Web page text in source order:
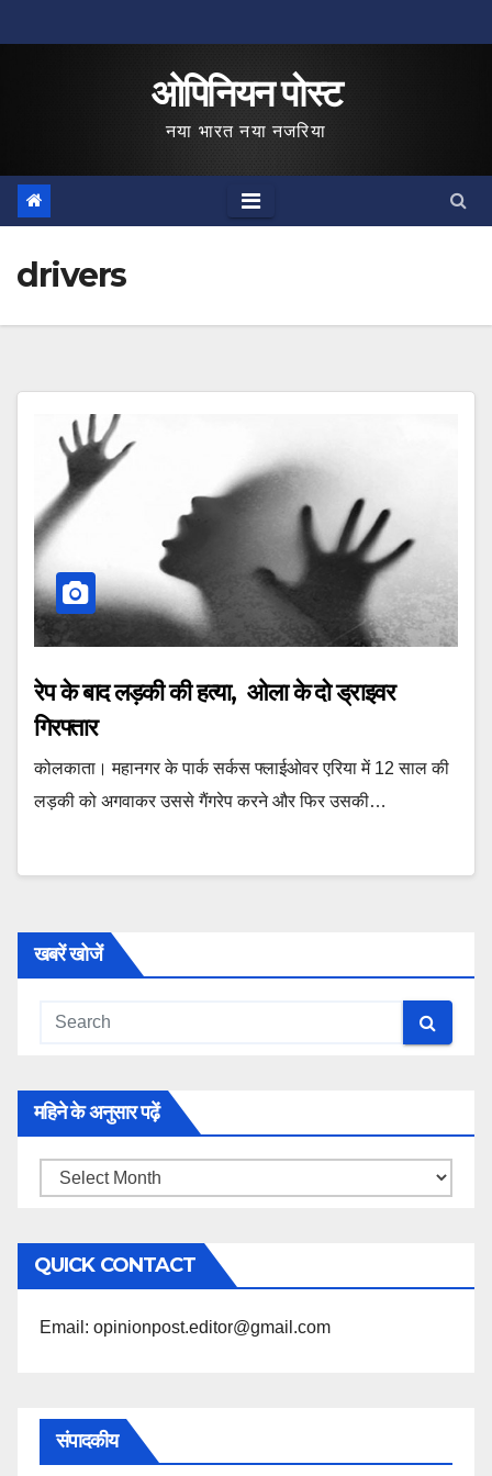
to
ओपिनियन पोस्ट
नया भारत नया नजरिया
drivers
रेप के बाद लड़की की हत्या, ओला के दो ड्राइवर
गिरफ्तार
कोलकाता। महानगर के पार्क सर्कस फ्लाईओवर एरिया में 12 साल की
लड़की को अगवाकर उससे गैंगरेप करने और फिर उसकी…
खबरें खोजें
महिने के अनुसार पढ़ें
महिने
अनुसार
पढ़ें
QUICK CONTACT
Email: opinionpost.editor@gmail.com
संपादकीय